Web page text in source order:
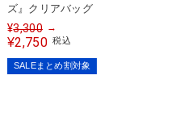
ズ』クリアバッグ
¥3,300 →
¥2,750 税込
SALEまとめ割対象